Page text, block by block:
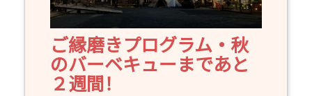
ご縁磨きプログラム・秋
のバーベキューまであと
２週間！